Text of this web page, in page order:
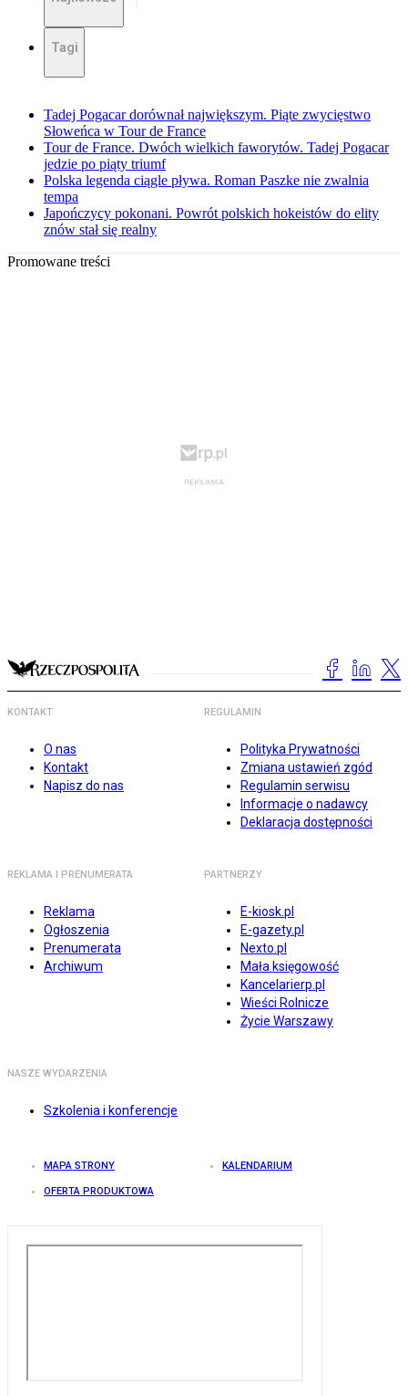
Tagi
Tadej Pogacar dorównał największym. Piąte zwycięstwo
Słoweńca w Tour de France
Tour de France. Dwóch wielkich faworytów. Tadej Pogacar
jedzie po piąty triumf
Polska legenda ciągle pływa. Roman Paszke nie zwalnia
tempa
Japończycy pokonani. Powrót polskich hokeistów do elity
znów stał się realny
Promowane treści
KONTAKT
O nas
Kontakt
Napisz do nas
REGULAMIN
Polityka Prywatności
Zmiana ustawień zgód
Regulamin serwisu
Informacje o nadawcy
Deklaracja dostępności
REKLAMA I PRENUMERATA
Reklama
Ogłoszenia
Prenumerata
Archiwum
PARTNERZY
E-kiosk.pl
E-gazety.pl
Nexto.pl
Mała księgowość
Kancelarierp.pl
Wieści Rolnicze
Życie Warszawy
NASZE WYDARZENIA
Szkolenia i konferencje
MAPA STRONY KALENDARIUM
OFERTA PRODUKTOWA